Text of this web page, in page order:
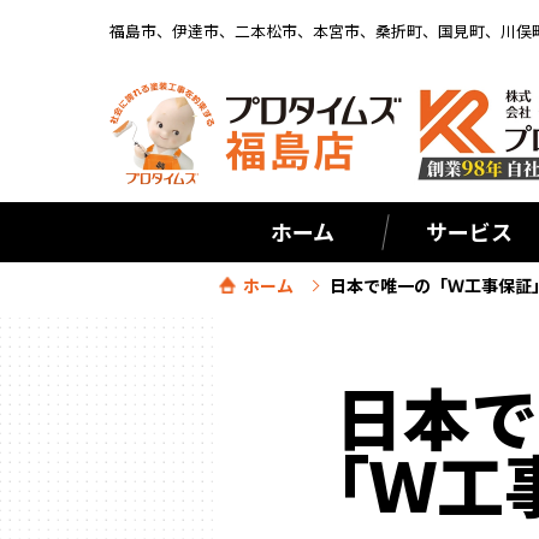
福島市、伊達市、二本松市、本宮市、桑折町、国見町、川
ホーム サービス
ホーム 日本で唯一の「Ｗ工事保証
日本
「Ｗ